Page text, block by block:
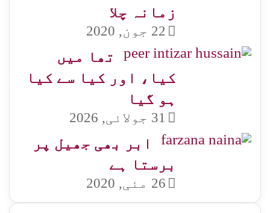
زمانہ چلا
22 جون, 2020
تھا میں
کیا، اور کیا سے کیا
ہو گیا
31 جولائی, 2026
ابر بھی جھیل پر
برستا ہے
26 مئی, 2020